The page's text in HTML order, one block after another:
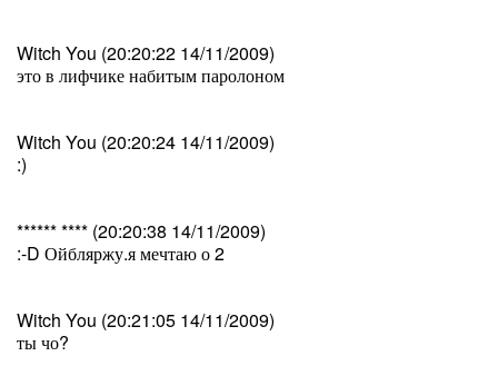
Witch You (20:20:22 14/11/2009)
это в лифчике набитым паролоном
Witch You (20:20:24 14/11/2009)
:)
****** **** (20:20:38 14/11/2009)
:-D Ойбляржу.я мечтаю о 2
Witch You (20:21:05 14/11/2009)
ты чо?